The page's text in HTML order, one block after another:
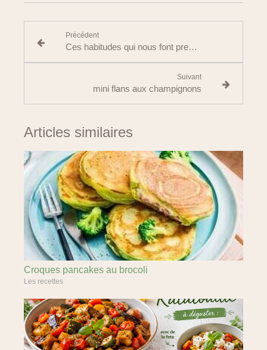
Précédent
Ces habitudes qui nous font prendre du poids
Suivant
mini flans aux champignons
Articles similaires
Croques pancakes au brocoli
Les recettes